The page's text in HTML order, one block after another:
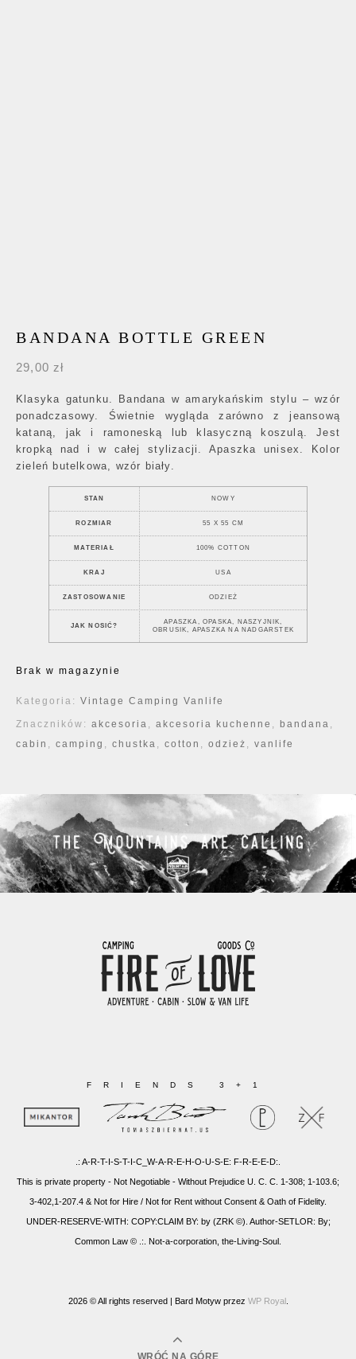
BANDANA BOTTLE GREEN
29,00 zł
Klasyka gatunku. Bandana w amarykańskim stylu – wzór
ponadczasowy. Świetnie wygląda zarówno z jeansową
kataną, jak i ramoneską lub klasyczną koszulą. Jest
kropką nad i w całej stylizacji. Apaszka unisex. Kolor
zieleń butelkowa, wzór biały.
STAN NOWY
ROZMIAR 55 X 55 CM
MATERIAŁ 100% COTTON
KRAJ USA
ZASTOSOWANIE ODZIEŻ
JAK NOSIĆ?
APASZKA, OPASKA, NASZYJNIK,
OBRUSIK, APASZKA NA NADGARSTEK
Brak w magazynie
Kategoria: Vintage Camping Vanlife
Znaczników: akcesoria , akcesoria kuchenne , bandana ,
cabin , camping , chustka , cotton , odzież , vanlife
FRIENDS 3+1
.: A-R-T-I-S-T-I-C_W-A-R-E-H-O-U-S-E: F-R-E-E-D:.
This is private property - Not Negotiable - Without Prejudice U. C. C. 1-308; 1-103.6;
3-402,1-207.4 & Not for Hire / Not for Rent without Consent & Oath of Fidelity.
UNDER-RESERVE-WITH: COPY:CLAIM BY: by (ZRK ©). Author-SETLOR: By;
Common Law © .:. Not-a-corporation, the-Living-Soul.
2026 © All rights reserved | Bard Motyw przez WP Royal .